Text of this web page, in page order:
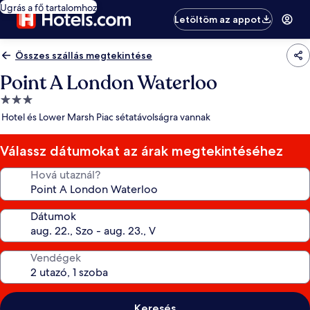
Ugrás a fő tartalomhoz
Letöltöm az appot
Összes szállás megtekintése
Point A London Waterloo
3.0
csillagos
Hotel és Lower Marsh Piac sétatávolságra vannak
Válassz dátumokat az árak megtekintéséhez
Hová utaznál?
Dátumok
Vendégek